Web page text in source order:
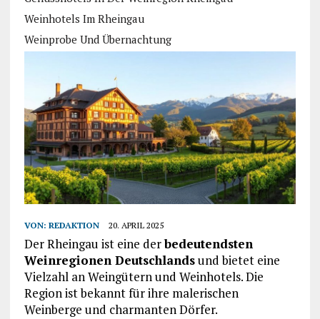
Weinhotels Im Rheingau
Weinprobe Und Übernachtung
VON: REDAKTION 20. APRIL 2025
Der Rheingau ist eine derbedeutendsten
Weinregionen Deutschlandsund bietet eine
Vielzahl an Weingütern und Weinhotels. Die
Region ist bekannt für ihre malerischen
Weinberge und charmanten Dörfer.